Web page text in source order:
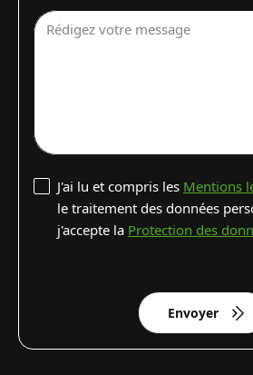
Rédigez votre message
J'ai lu et compris les Mentions
le traitement des données
j'accepte la Protection des
Envoyer